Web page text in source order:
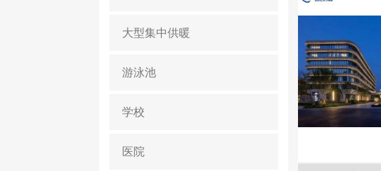
大型集中供暖
游泳池
学校
医院